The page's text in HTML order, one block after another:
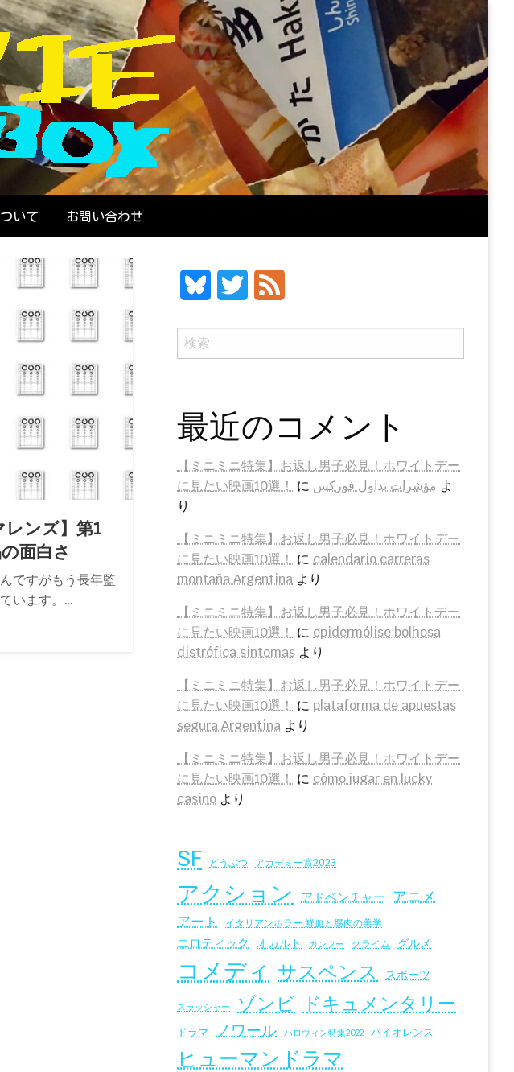
いて お問い合わせ
レンズ】第1
面白さ
ですがもう長年監
います。…
Bluesky Twitter
検
索
最近のコメント
【ミニミニ特集】お返し男子必見！ホワイトデー
に見たい映画10選！ に مؤشرات تداول فوركس よ
り
【ミニミニ特集】お返し男子必見！ホワイトデー
に見たい映画10選！ に calendario carreras
montaña Argentina より
【ミニミニ特集】お返し男子必見！ホワイトデー
に見たい映画10選！ に epidermólise bolhosa
distrófica sintomas より
【ミニミニ特集】お返し男子必見！ホワイトデー
に見たい映画10選！ に plataforma de apuestas
segura Argentina より
【ミニミニ特集】お返し男子必見！ホワイトデー
に見たい映画10選！ に cómo jugar en lucky
casino より
SF どうぶつ アカデミー賞2023
アクション アドベンチャー アニメ
アート イタリアンホラー 鮮血と腐肉の美学
エロティック オカルト カンフー クライム グルメ
コメディ サスペンス スポーツ
スラッシャー ゾンビ ドキュメンタリー
ドラマ ノワール ハロウィン特集2022 バイオレンス
ヒューマンドラマ